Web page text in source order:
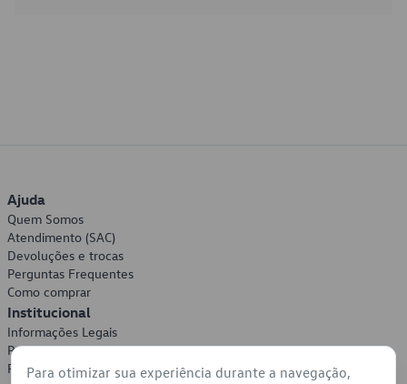
Ajuda
Quem Somos
Atendimento (SAC)
Devoluções e trocas
Perguntas Frequentes
Como comprar
Institucional
Informações Legais
Política de Privacidade
Política de Cookies
Para otimizar sua experiência durante a navegação,